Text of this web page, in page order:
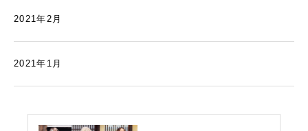
2021年2月
2021年1月